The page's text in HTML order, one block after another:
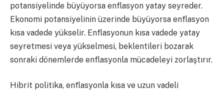
potansiyelinde büyüyorsa enflasyon yatay seyreder.
Ekonomi potansiyelinin üzerinde büyüyorsa enflasyon
kısa vadede yükselir. Enflasyonun kısa vadede yatay
seyretmesi veya yükselmesi, beklentileri bozarak
sonraki dönemlerde enflasyonla mücadeleyi zorlaştırır.
Hibrit politika, enflasyonla kısa ve uzun vadeli